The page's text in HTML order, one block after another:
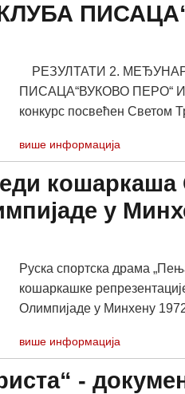
РЕЗУЛТАТИ 2.
ПИСАЦА“ВУКОВО ПЕРО“
конкурс посвећен Светом
више информација
у
Руска спортска драма
кошаркашке
Олимпијаде у Минхену
више информација
-